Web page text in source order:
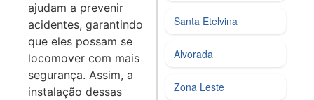
ajudam a prevenir
acidentes, garantindo
que eles possam se
locomover com mais
segurança. Assim, a
instalação dessas
Santa Etelvina
Alvorada
Zona Leste